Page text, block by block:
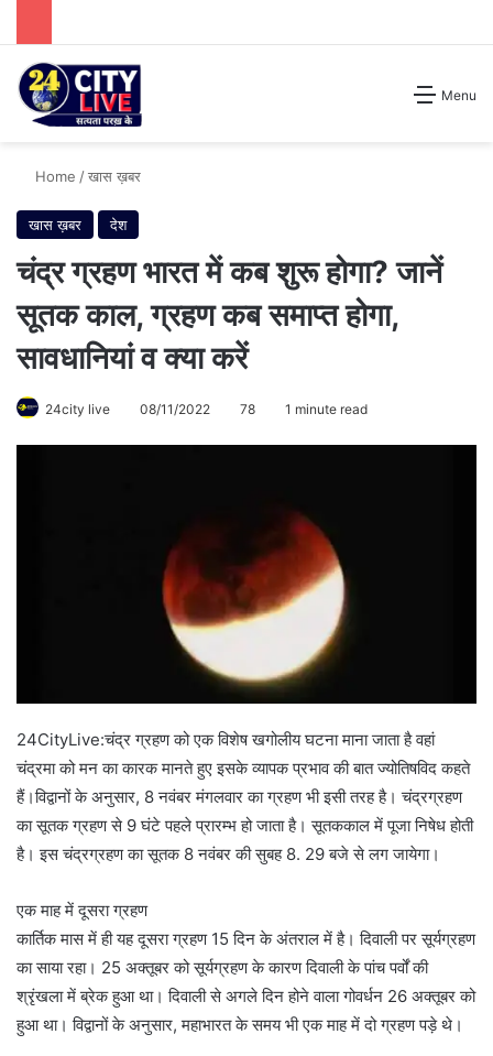
Menu
Search for
Home /खास ख़बर
खास ख़बर देश
चंद्र ग्रहण भारत में कब शुरू होगा? जानें
सूतक काल, ग्रहण कब समाप्त होगा,
सावधानियां व क्या करें
24city live 08/11/2022 78 1 minute read
24CityLive:चंद्र ग्रहण को एक विशेष खगोलीय घटना माना जाता है वहां
चंद्रमा को मन का कारक मानते हुए इसके व्यापक प्रभाव की बात ज्योतिषविद कहते
हैं।विद्वानों के अनुसार, 8 नवंबर मंगलवार का ग्रहण भी इसी तरह है। चंद्रग्रहण
का सूतक ग्रहण से 9 घंटे पहले प्रारम्भ हो जाता है। सूतककाल में पूजा निषेध होती
है। इस चंद्रग्रहण का सूतक 8 नवंबर की सुबह 8. 29 बजे से लग जायेगा।
एक माह में दूसरा ग्रहण
कार्तिक मास में ही यह दूसरा ग्रहण 15 दिन के अंतराल में है। दिवाली पर सूर्यग्रहण
का साया रहा। 25 अक्तूबर को सूर्यग्रहण के कारण दिवाली के पांच पर्वों की
श्रृंखला में ब्रेक हुआ था। दिवाली से अगले दिन होने वाला गोवर्धन 26 अक्तूबर को
हुआ था। विद्वानों के अनुसार, महाभारत के समय भी एक माह में दो ग्रहण पड़े थे।